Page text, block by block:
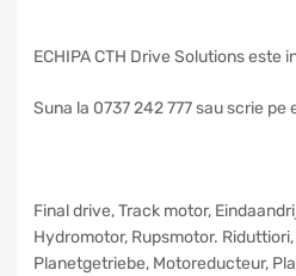
ECHIPA CTH Drive Solutions este
Suna la 0737 242 777 sau scrie pe
Final drive, Track motor,
Hydromotor, Rupsmotor.
Planetgetriebe, Motoreducteur,